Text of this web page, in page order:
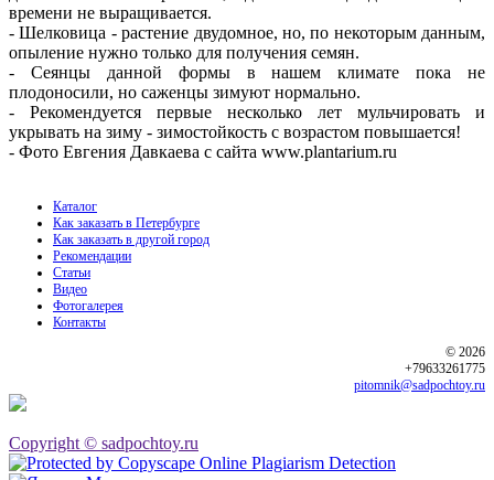
времени не выращивается.
- Шелковица - растение двудомное, но, по некоторым данным,
опыление нужно только для получения семян.
- Сеянцы данной формы в нашем климате пока не
плодоносили, но саженцы зимуют нормально.
- Рекомендуется первые несколько лет мульчировать и
укрывать на зиму - зимостойкость с возрастом повышается!
- Фото Евгения Давкаева с сайта www.plantarium.ru
Каталог
Как заказать в Петербурге
Как заказать в другой город
Рекомендации
Статьи
Видео
Фотогалерея
Контакты
© 2026
+79633261775
pitomnik@sadpochtoy.ru
Copyright © sadpochtoy.ru